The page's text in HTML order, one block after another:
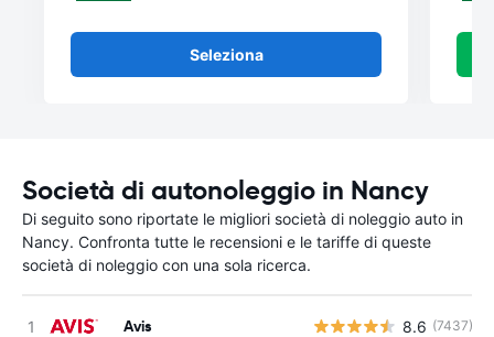
Seleziona
Società di autonoleggio in Nancy
Di seguito sono riportate le migliori società di noleggio auto in
Nancy. Confronta tutte le recensioni e le tariffe di queste
società di noleggio con una sola ricerca.
Avis 8.6 (7437)